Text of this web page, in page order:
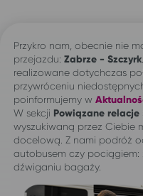
Przykro nam, obecnie nie
przejazdu: Zabrze - Szczyrk
realizowane dotychczas
przywróceniu
poinformujemy w
W sekcji Powiązane relacje
wyszukiwaną przez Ciebie
docelową. Z nami podróż
autobusem czy
dźwiganiu bagaży.